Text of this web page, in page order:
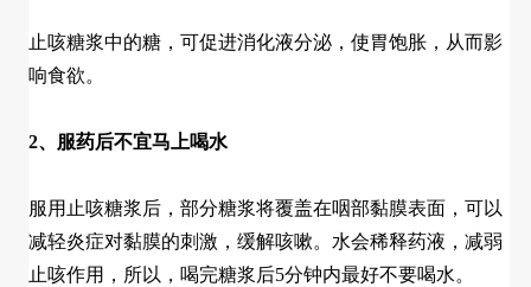
止咳糖浆中的糖，可促进消化液分泌，使胃饱胀，从而影
响食欲。
2、服药后不宜马上喝水
服用止咳糖浆后，部分糖浆将覆盖在咽部黏膜表面，可以
减轻炎症对黏膜的刺激，缓解咳嗽。水会稀释药液，减弱
止咳作用，所以，喝完糖浆后5分钟内最好不要喝水。